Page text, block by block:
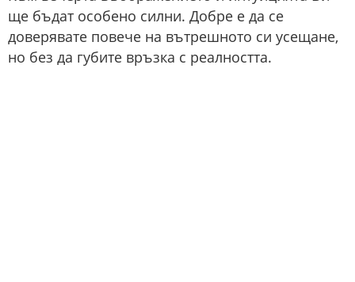
ще бъдат особено силни. Добре е да се
доверявате повече на вътрешното си усещане,
но без да губите връзка с реалността.